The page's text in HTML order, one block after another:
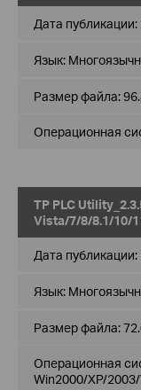
Дата публикации:
Язык:
Размер файла:
Операционная
TP PLC
Vista/7/8/8.1/10/
Дата публикации:
Язык:
Размер файла:
Операционная
Win2000/XP/